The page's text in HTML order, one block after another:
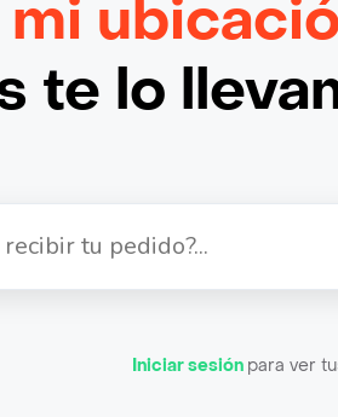
te lo
Iniciar sesión para ver